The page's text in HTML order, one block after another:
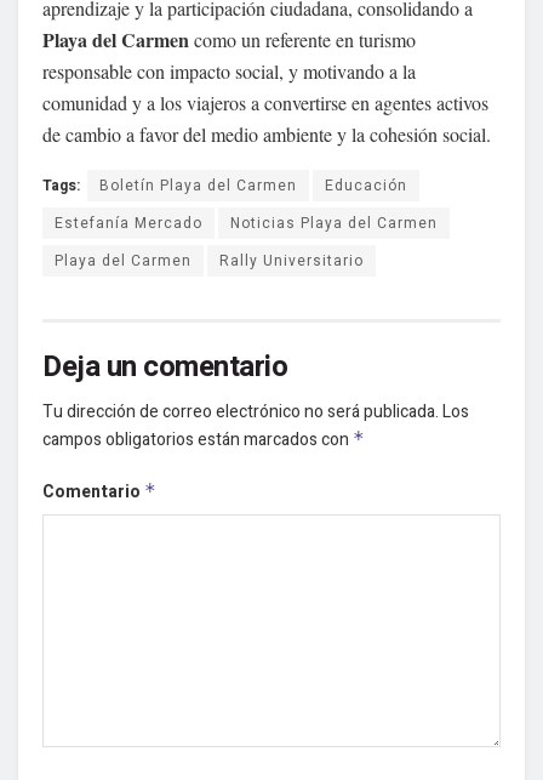
aprendizaje y la participación ciudadana, consolidando a
Playa del Carmencomo un referente en turismo
responsable con impacto social, y motivando a la
comunidad y a los viajeros a convertirse en agentes activos
de cambio a favor del medio ambiente y la cohesión social.
Tags: Boletín Playa del Carmen
Educación
Estefanía Mercado
Noticias Playa del Carmen
Playa del Carmen
Rally Universitario
Deja un comentario
Tu dirección de correo electrónico no será publicada.Los
campos obligatorios están marcados con *
Comentario *